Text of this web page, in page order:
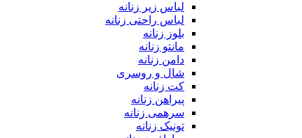
لباس زیر زنانه
لباس راحتی زنانه
بلوز زنانه
مانتو زنانه
دامن زنانه
شال و روسری
کت زنانه
پیراهن زنانه
سرهمی زنانه
تونیک زنانه